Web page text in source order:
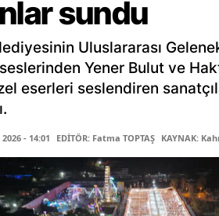
sundu
Uluslararası
Yener Bulut ve
eserleri seslendiren
- 14:01 EDİTÖR: Fatma TOPTAŞ KAYNAK: